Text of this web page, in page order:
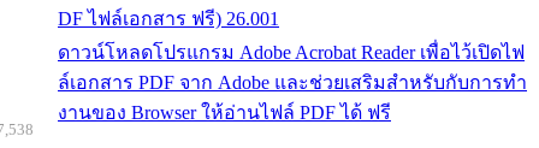
DF ไฟล์เอกสาร ฟรี) 26.001
ดาวน์โหลดโปรแกรม Adobe Acrobat Reader เพื่อไว้เปิดไฟ
ล์เอกสาร PDF จาก Adobe และช่วยเสริมสำหรับกับการทำ
งานของ Browser ให้อ่านไฟล์ PDF ได้ ฟรี